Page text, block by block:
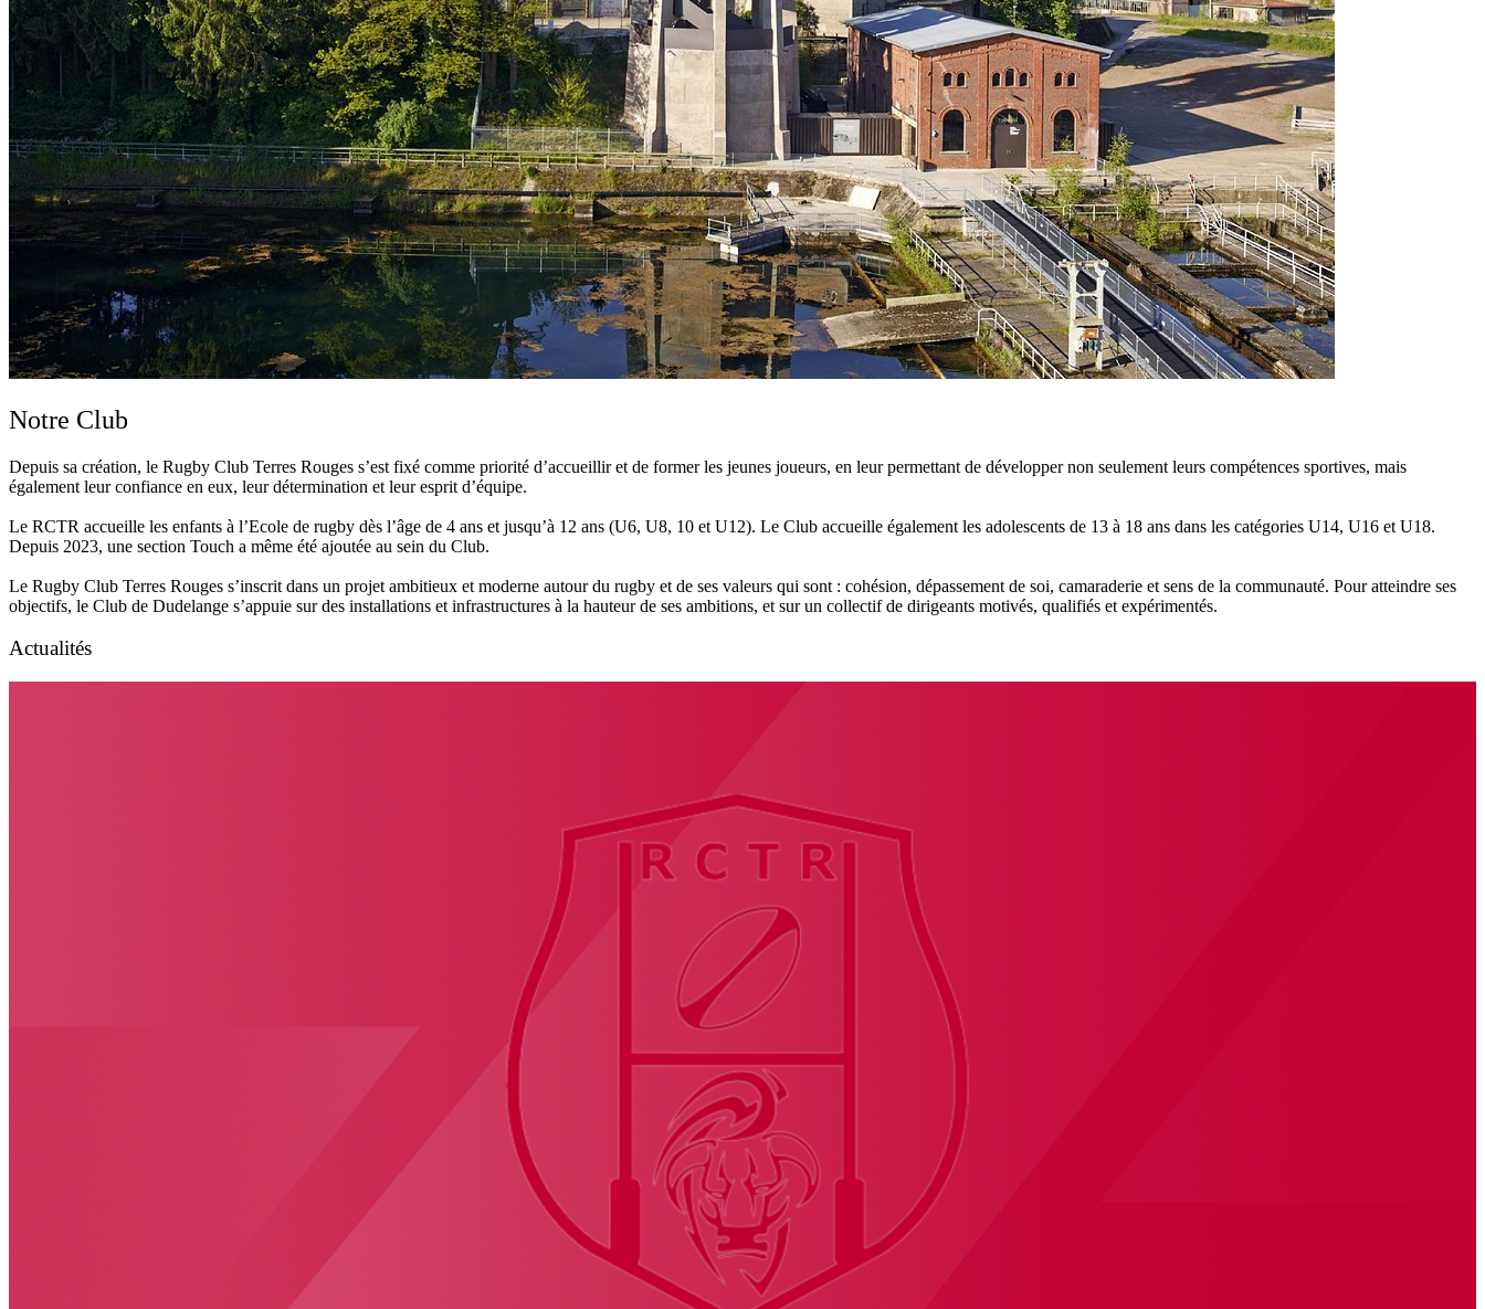
Notre Club
Depuis sa création, le Rugby Club Terres Rouges s’est fixé comme priorité d’accueillir et de former les jeunes joueurs, en leur permettant de développer non seulement leurs compétences sportives, mais
également leur confiance en eux, leur détermination et leur esprit d’équipe.
Le RCTR accueille les enfants à l’Ecole de rugby dès l’âge de 4 ans et jusqu’à 12 ans (U6, U8, 10 et U12). Le Club accueille également les adolescents de 13 à 18 ans dans les catégories U14, U16 et U18.
Depuis 2023, une section Touch a même été ajoutée au sein du Club.
Le Rugby Club Terres Rouges s’inscrit dans un projet ambitieux et moderne autour du rugby et de ses valeurs qui sont : cohésion, dépassement de soi, camaraderie et sens de la communauté. Pour atteindre ses
objectifs, le Club de Dudelange s’appuie sur des installations et infrastructures à la hauteur de ses ambitions, et sur un collectif de dirigeants motivés, qualifiés et expérimentés.
Actualités